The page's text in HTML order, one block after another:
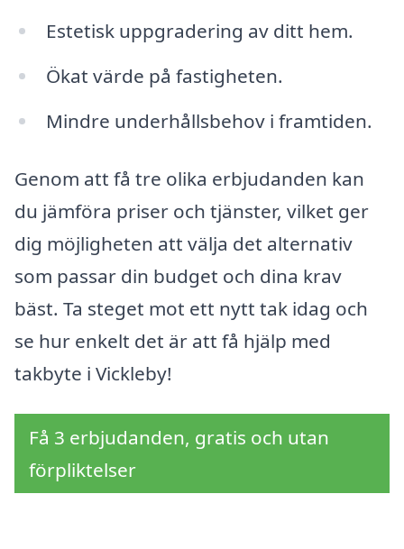
Estetisk uppgradering av ditt hem.
Ökat värde på fastigheten.
Mindre underhållsbehov i framtiden.
Genom att få tre olika erbjudanden kan
du jämföra priser och tjänster, vilket ger
dig möjligheten att välja det alternativ
som passar din budget och dina krav
bäst. Ta steget mot ett nytt tak idag och
se hur enkelt det är att få hjälp med
takbyte i Vickleby!
Få 3 erbjudanden, gratis och utan
förpliktelser